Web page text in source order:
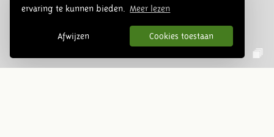
ervaring te kunnen bieden.
Meer lezen
Afwijzen Cookies toestaan
Folge uns: